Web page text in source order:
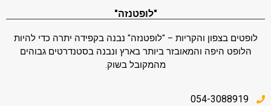
"לופטנזה"
לופטים בצפון והקריות – "לופטנזה" נבנה בקפידה יתרה כדי להיות
הלופט היפה והמאובזר ביותר בארץ ונבנה בסטנדרטים גבוהים
מהמקובל בשוק.
054-3088919